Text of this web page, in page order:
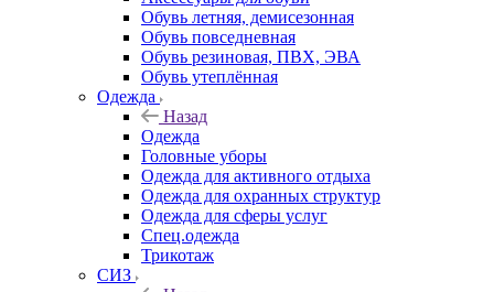
Обувь летняя, демисезонная
Обувь повседневная
Обувь резиновая, ПВХ, ЭВА
Обувь утеплённая
Одежда
Назад
Одежда
Головные уборы
Одежда для активного отдыха
Одежда для охранных структур
Одежда для сферы услуг
Спец.одежда
Трикотаж
СИЗ